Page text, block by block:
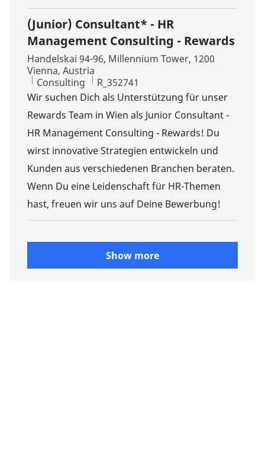
(Junior) Consultant* - HR
Management Consulting - Rewards
Location
Handelskai 94-96, Millennium Tower, 1200
Vienna, Austria
Category
Consulting Job Id
R_352741
Wir suchen Dich als Unterstützung für unser
Rewards Team in Wien als Junior Consultant -
HR Management Consulting - Rewards! Du
wirst innovative Strategien entwickeln und
Kunden aus verschiedenen Branchen beraten.
Wenn Du eine Leidenschaft für HR-Themen
hast, freuen wir uns auf Deine Bewerbung!
Show more